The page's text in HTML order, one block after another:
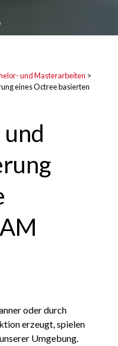
und Masterarbeiten >
eines Octree basierten
oder durch
erzeugt, spielen
Umgebung.